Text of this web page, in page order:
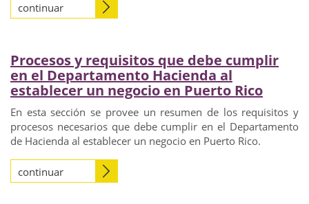
continuar
Procesos y requisitos que debe cumplir
en el Departamento Hacienda al
establecer un negocio en Puerto Rico
continuar
En esta sección se provee un resumen de los requisitos y
procesos necesarios que debe cumplir en el Departamento
de Hacienda al establecer un negocio en Puerto Rico.